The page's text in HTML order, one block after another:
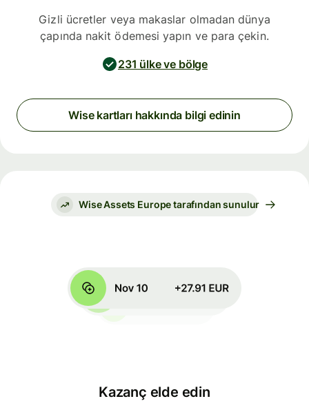
Gizli ücretler veya makaslar olmadan dünya
çapında nakit ödemesi yapın ve para çekin.
231 ülke ve bölge
Wise kartları hakkında bilgi edinin
Wise Assets Europe tarafından sunulur
Kazanç elde edin